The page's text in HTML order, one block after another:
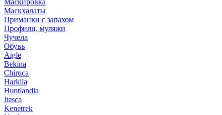
Маскировка
Маскхалаты
Приманки с запахом
Профили, муляжи
Чучела
Обувь
Aigle
Bekina
Chiruсa
Harkila
Huntlandia
Itasca
Kenetrek